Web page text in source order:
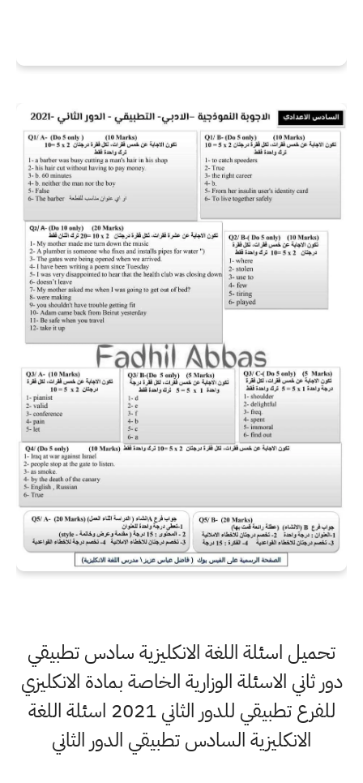
تحميل اسئلة اللغة الانكليزية سادس تطبيقي
دور ثاني الاسئلة الوزارية الخاصة بمادة الانكليزي
للفرع تطبيقي للدور الثاني 2021 اسئلة اللغة
الانكليزية السادس تطبيقي الدور الثاني